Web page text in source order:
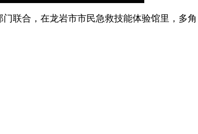
合，在龙岩市市民急救技能体验馆里，多角